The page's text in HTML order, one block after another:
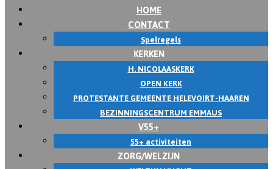
HOME
CONTACT
Spelregels
KERKEN
H. NICOLAASKERK
OPEN KERK
PROTESTANTE GEMEENTE HELEVOIRT-HAAREN
BEZINNINGSCENTRUM EMMAUS
V55+
55+ activiteiten
ZORG/WELZIJN